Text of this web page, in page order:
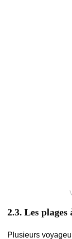
2.3. Les plages
Plusieurs